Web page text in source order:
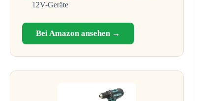
12V-Geräte
Bei Amazon ansehen →